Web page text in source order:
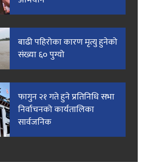
बाढी पहिरोका कारण मृत्यु हुनेको
संख्या ६० पुग्यो
फागुन २१ गते हुने प्रतिनिधि सभा
निर्वाचनको कार्यतालिका
सार्वजनिक